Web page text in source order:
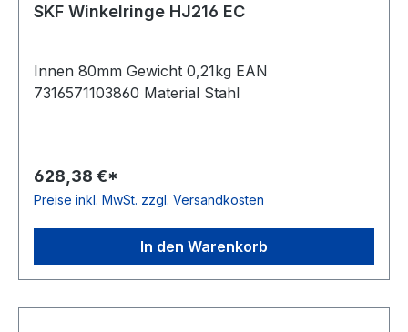
SKF Winkelringe HJ216 EC
Innen 80mm Gewicht 0,21kg EAN
7316571103860 Material Stahl
628,38 €*
Preise inkl. MwSt. zzgl. Versandkosten
In den Warenkorb